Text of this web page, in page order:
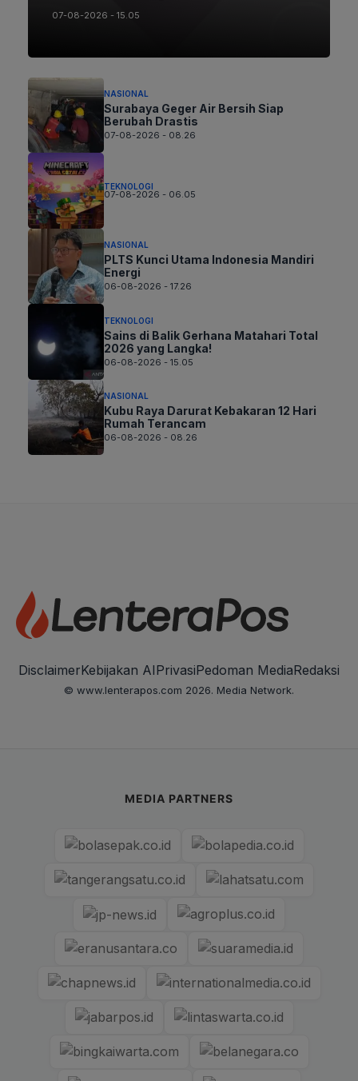
07-08-2026 - 15.05
NASIONAL
Surabaya Geger Air Bersih Siap
Berubah Drastis
07-08-2026 - 08.26
TEKNOLOGI
07-08-2026 - 06.05
NASIONAL
PLTS Kunci Utama Indonesia Mandiri
Energi
06-08-2026 - 17.26
TEKNOLOGI
Sains di Balik Gerhana Matahari Total
2026 yang Langka!
06-08-2026 - 15.05
NASIONAL
Kubu Raya Darurat Kebakaran 12 Hari
Rumah Terancam
06-08-2026 - 08.26
DisclaimerKebijakan AIPrivasiPedoman MediaRedaksi
© www.lenterapos.com 2026. Media Network.
MEDIA PARTNERS